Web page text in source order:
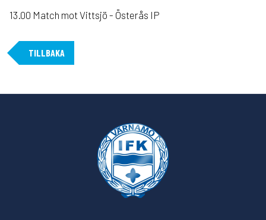
13.00 Match mot Vittsjö - Österås IP
TILLBAKA